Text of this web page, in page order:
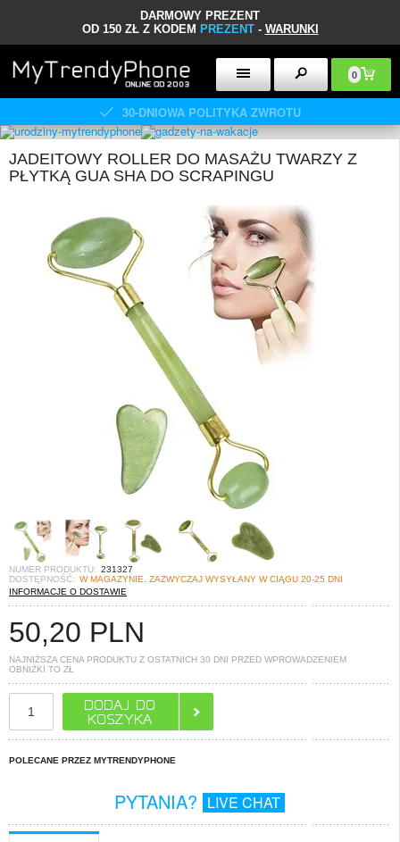
DARMOWY PREZENT
OD 150 ZŁ Z KODEM PREZENT- WARUNKI
0
30-DNIOWA POLITYKA ZWROTU
JADEITOWY ROLLER DO MASAŻU TWARZY Z
PŁYTKĄ GUA SHA DO SCRAPINGU
NUMER PRODUKTU: 231327
DOSTĘPNOŚĆ: W MAGAZYNIE. ZAZWYCZAJ WYSYŁANY W CIĄGU 20-25 DNI
INFORMACJE O DOSTAWIE
50,20 PLN
NAJNIŻSZA CENA PRODUKTU Z OSTATNICH 30 DNI PRZED WPROWADZENIEM
OBNIŻKI TO ZŁ
POLECANE PRZEZ MYTRENDYPHONE
PYTANIA? LIVE CHAT